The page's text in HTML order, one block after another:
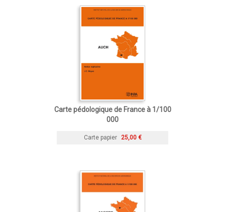
Carte pédologique de France à 1/100
000
Carte papier 25,00 €